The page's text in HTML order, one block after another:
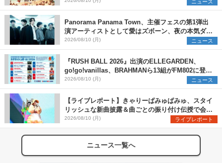
ニュース
Panorama Panama Town、主催フェスの第1弾出
演アーティストとして愛はズボーン、夜の本気ダン
スらを発表 「plus∈you」のMVも公開に
2026/08/10 (月) ニュース
『RUSH BALL 2026』出演のELLEGARDEN、
go!go!vanillas、BRAHMANら13組がFM802に登
場、他出演アーティストの“渾身の1曲”をセレクト
2026/08/10 (月) ニュース
【ライブレポート】きゃりーぱみゅぱみゅ、スタイ
リッシュな新曲披露＆曲ごとの振り付け伝授で会場
を盛り上げまくる！＜LuckyFes’26＞
2026/08/10 (月) ライブレポート
ニュース一覧へ